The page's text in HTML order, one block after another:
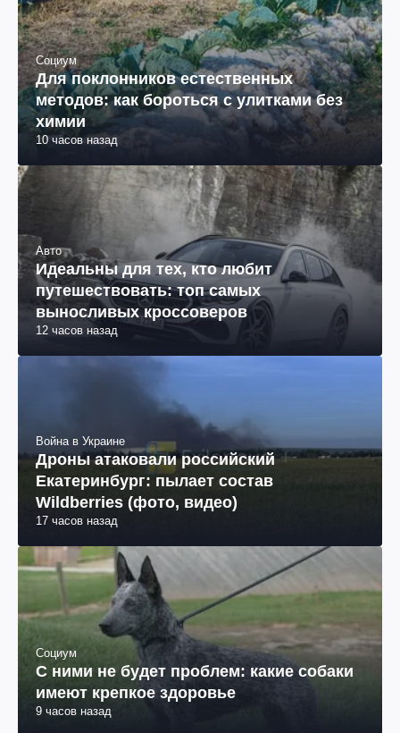
Социум
Для поклонников естественных
методов: как бороться с улитками без
химии
10 часов назад
Авто
Идеальны для тех, кто любит
путешествовать: топ самых
выносливых кроссоверов
12 часов назад
Война в Украине
Дроны атаковали российский
Екатеринбург: пылает состав
Wildberries (фото, видео)
17 часов назад
Социум
С ними не будет проблем: какие собаки
имеют крепкое здоровье
9 часов назад